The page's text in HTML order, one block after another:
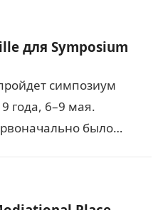
для Symposium
симпозиум
года, 6–9 мая.
было